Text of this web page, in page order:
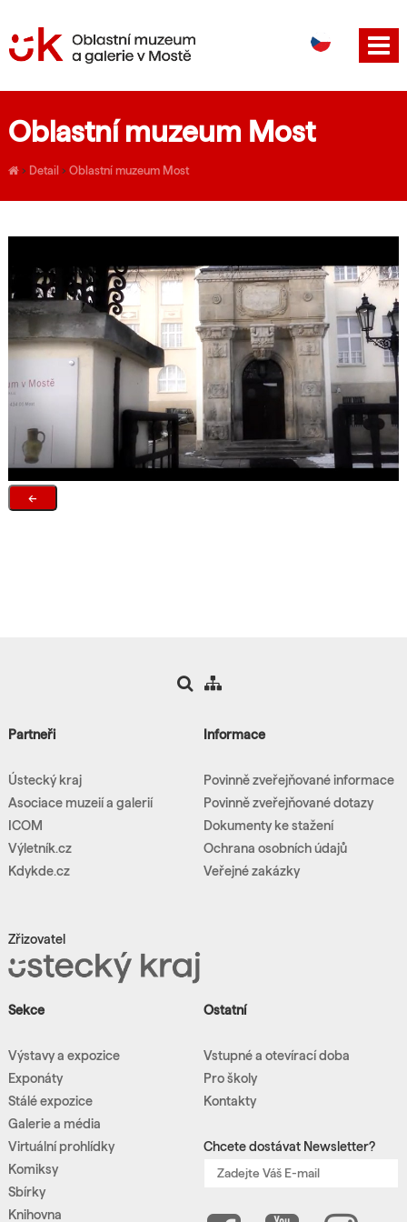
EN
Oblastní muzeum Most
› Detail › Oblastní muzeum Most
←
Partneři
Ústecký kraj
Asociace muzeií a galerií
ICOM
Výletník.cz
Kdykde.cz
Zřizovatel
Informace
Povinně zveřejňované informace
Povinně zveřejňované dotazy
Dokumenty ke stažení
Ochrana osobních údajů
Veřejné zakázky
Sekce
Výstavy a expozice
Exponáty
Stálé expozice
Galerie a média
Virtuální prohlídky
Komiksy
Sbírky
Knihovna
Ostatní
Vstupné a otevírací doba
Pro školy
Kontakty
Chcete dostávat Newsletter?